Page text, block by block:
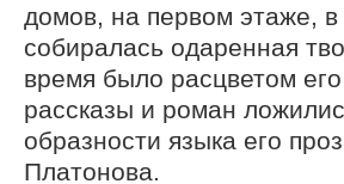
домов, на первом этаже, в
собиралась одаренная
время было расцветом
рассказы и роман
образности языка его
Платонова.